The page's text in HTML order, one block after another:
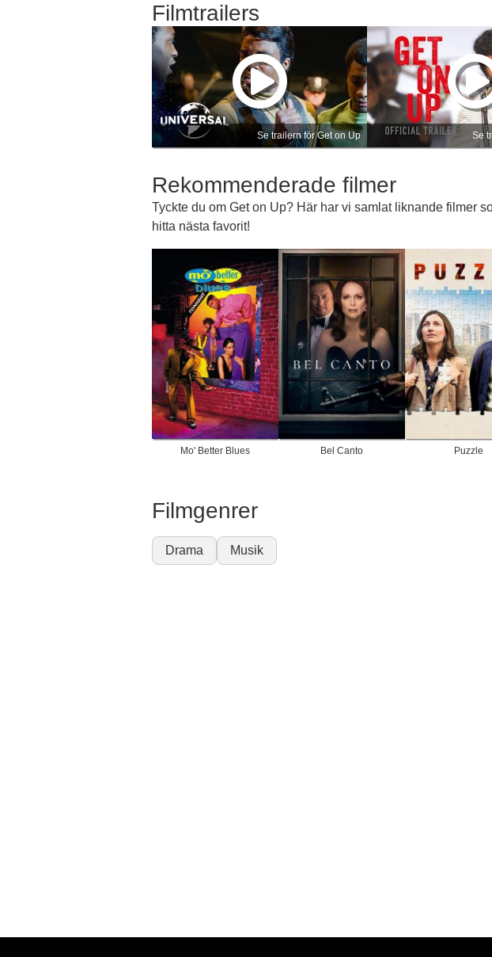
Filmtrailers
Se trailern för Get on Up Se
Rekommenderade filmer
Tyckte du om Get on Up? Här har vi samlat liknande filmer
hitta nästa favorit!
Mo' Better Blues Bel Canto Puzzle
Filmgenrer
Drama Musik